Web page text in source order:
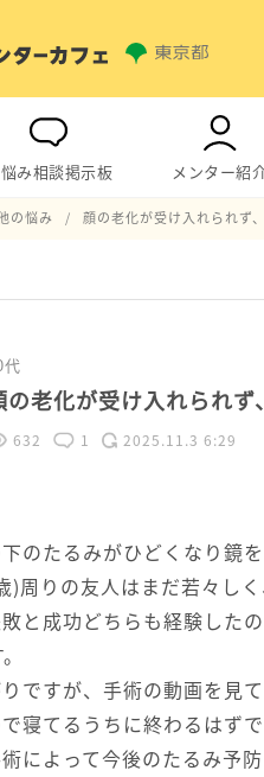
み相談掲示板 メンター紹
の悩み 顔の老化が受け入れられず
代
の老化が受け入れられ
632 1 2025.11.3 6:29
のたるみがひどくなり鏡
)周りの友人はまだ若々し
と成功どちらも経験した
ですが、手術の動画を見
寝てるうちに終わるはず
によって今後のたるみ予